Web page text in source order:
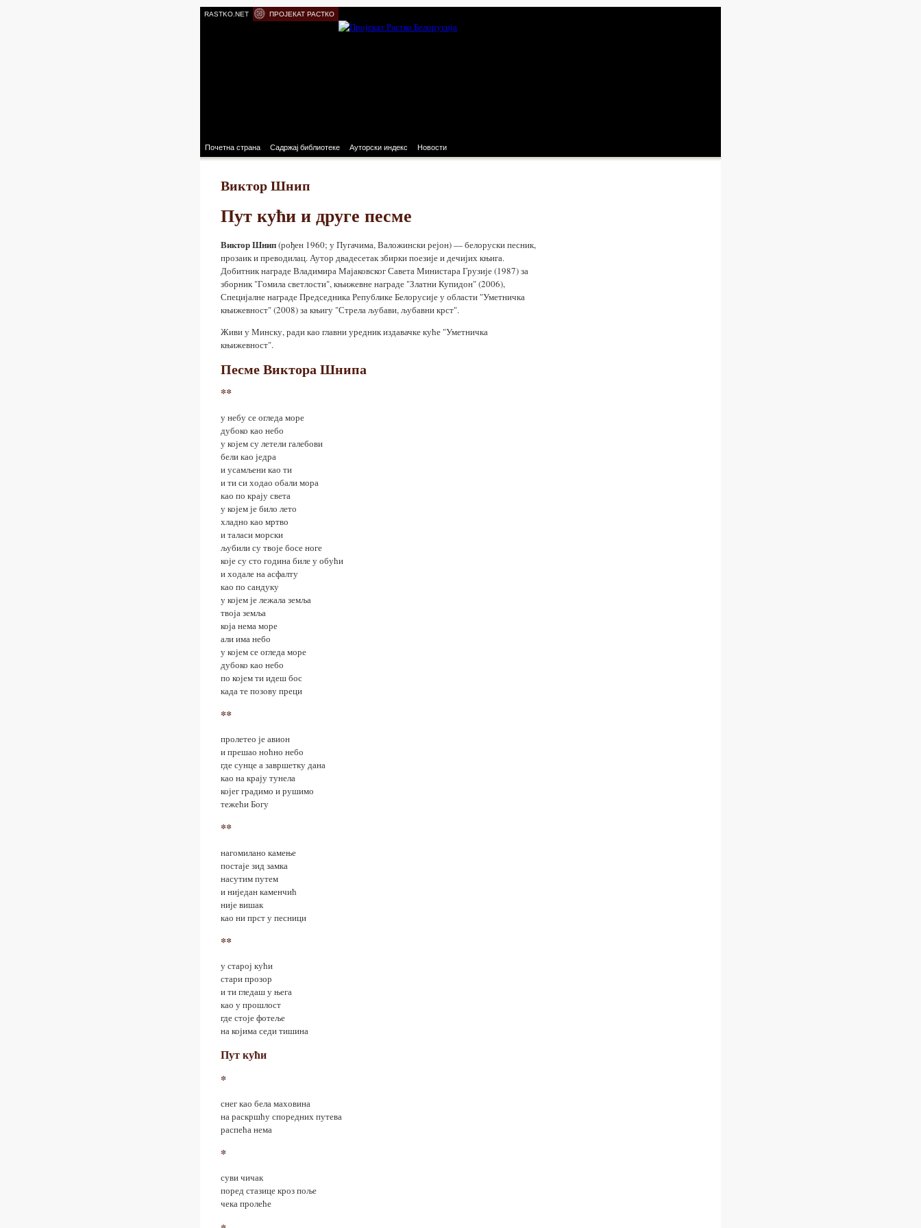
RASTKO.NET ПРОЈЕКАТ РАСТКО
Почетна страна Садржај библиотеке Ауторски индекс Новости
Виктор Шнип
Пут кући и друге песме
Виктор Шнип(рођен 1960; у Пугачима, Валожински рејон) — белоруски песник,
прозаик и преводилац. Аутор двадесетак збирки поезије и дечијих књига.
Добитник награде Владимира Мајаковског Савета Министара Грузије (1987) за
зборник "Гомила светлости", књижевне награде "Златни Купидон" (2006),
Специјалне награде Председника Републике Белорусије у области "Уметничка
књижевност" (2008) за књигу "Стрела љубави, љубавни крст".
Живи у Минску, ради као главни уредник издавачке куће "Уметничка
књижевност".
Песме Виктора Шнипа
**
у небу се огледа море
дубоко као небо
у којем су летели галебови
бели као једра
и усамљени као ти
и ти си ходао обали мора
као по крају света
у којем је било лето
хладно као мртво
и таласи морски
љубили су твоје босе ноге
које су сто година биле у обући
и ходале на асфалту
као по сандуку
у којем је лежала земља
твоја земља
која нема море
али има небо
у којем се огледа море
дубоко као небо
по којем ти идеш бос
када те позову преци
**
пролетео је авион
и прешао ноћно небо
где сунце а завршетку дана
као на крају тунела
којег градимо и рушимо
тежећи Богу
**
нагомилано камење
постаје зид замка
насутим путем
и ниједан каменчић
није вишак
као ни прст у песници
**
у старој кући
стари прозор
и ти гледаш у њега
као у прошлост
где стоје фотеље
на којима седи тишина
Пут кући
*
снег као бела маховина
на раскршћу споредних путева
распећа нема
*
суви чичак
поред стазице кроз поље
чека пролеће